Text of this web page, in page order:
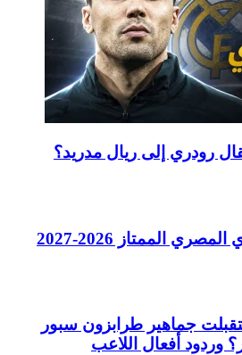
رودري إلى ريال مدريد؟
الممتاز 2026-2027
جماهير طرابزون سبور
وردود أفعال اللاعب